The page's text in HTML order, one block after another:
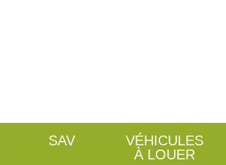
SAV
VÉHICULES
À LOUER